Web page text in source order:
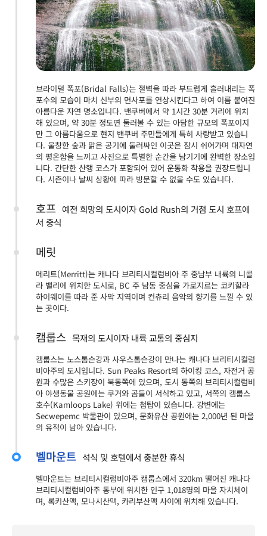
브라이덜 폭포(Bridal Falls)는 절벽을 따라 부드럽게 흘러내리는 폭
포수의 모습이 마치 신부의 면사포를 연상시킨다고 하여 이름 붙여진
아름다운 자연 명소입니다. 밴쿠버에서 약 1시간 30분 거리에 위치
해 있으며, 약 30분 정도면 둘러볼 수 있는 아담한 규모의 폭포이지
만 그 아름다움으로 현지 밴쿠버 주민들에게 특히 사랑받고 있습니
다. 울창한 숲과 맑은 공기에 둘러싸인 이곳은 잠시 쉬어가며 대자연
의 평온함을 느끼고 사진으로 특별한 순간을 남기기에 완벽한 장소입
니다. 간단한 산행 코스가 포함되어 있어 운동화 착용을 권장드립니
다. 시즌이나 날씨 상황에 따라 방문할 수 없을 수도 있습니다.
호프 예전 희망의 도시이자 Gold Rush의 거점 도시 호프에
서 중식
메릿
메리트(Merritt)는 캐나다 브리티시컬럼비아 주 중남부 내륙의 니콜
라 밸리에 위치한 도시로, BC 주 남동 중심을 가로지르는 코키할라
하이웨이를 따라 준 사막 지역이며 컨츄리 음악의 향기를 느낄 수 있
는 곳이다.
캠룹스 목재의 도시이자 내륙 교통의 중심지
캠룹스는 노스톰슨강과 사우스톰슨강이 만나는 캐나다 브리티시컬럼
비아주의 도시입니다. Sun Peaks Resort의 하이킹 코스, 자전거 공
원과 수많은 스키장이 북동쪽에 있으며, 도시 동쪽의 브리티시컬럼비
아 야생동물 공원에는 쿠거와 곰들이 서식하고 있고, 서쪽의 캠룹스
호수(Kamloops Lake) 위에는 첨탑이 있습니다. 강변에는
Secwepemc 박물관이 있으며, 문화유산 공원에는 2,000년 된 마을
의 유적이 남아 있습니다.
벨마운트 석식 및 호텔에서 충분한 휴식
벨마운트는 브리티시컬럼비아주 캠룹스에서 320km 떨어진 캐나다
브리티시컬럼비아주 동부에 위치한 인구 1,018명의 마을 자치체이
며, 록키산맥, 모나시산맥, 카리부산맥 사이에 위치해 있습니다.